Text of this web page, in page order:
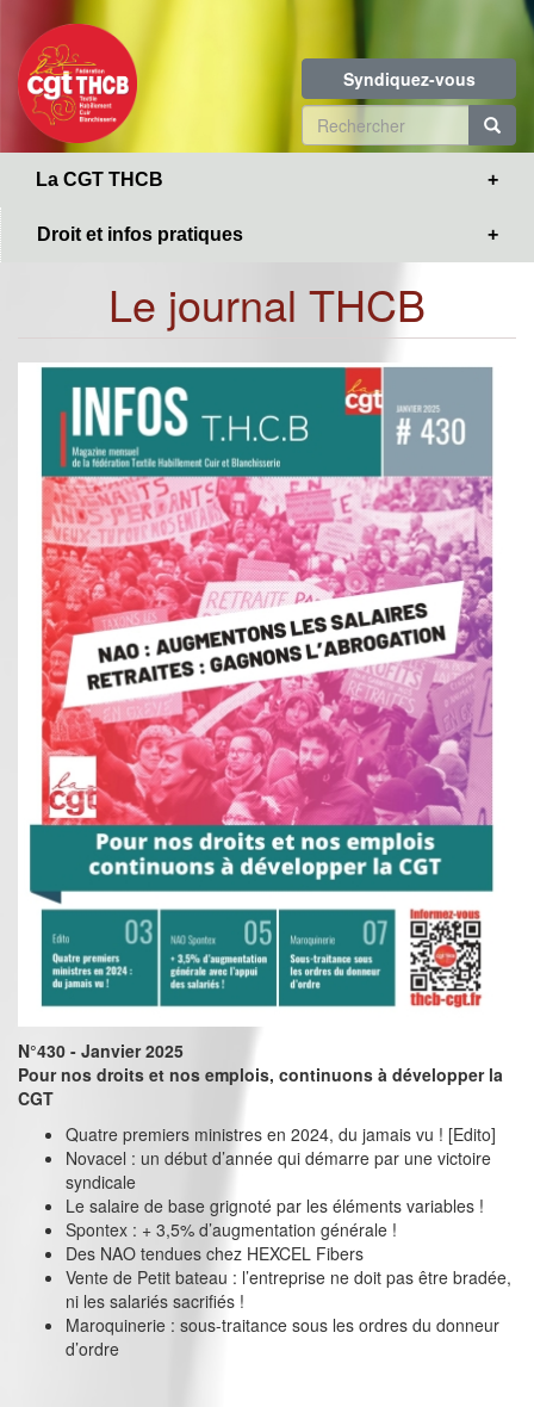
contenu
principal
Syndiquez-vous
Formulaire
de
La CGT THCB
Droit et infos pratiques
Le journal THCB
N°430 - Janvier 2025
Pour nos droits et nos emplois, continuons à développer la
CGT
Quatre premiers ministres en 2024, du jamais vu ! [Edito]
Novacel : un début d’année qui démarre par une victoire
syndicale
Le salaire de base grignoté par les éléments variables !
Spontex : + 3,5% d’augmentation générale !
Des NAO tendues chez HEXCEL Fibers
Vente de Petit bateau : l’entreprise ne doit pas être bradée,
ni les salariés sacrifiés !
Maroquinerie : sous-traitance sous les ordres du donneur
d’ordre